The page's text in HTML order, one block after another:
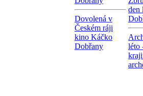
Dovolená v
Českém ráji
kino Káčko
Dobřany
den
léto